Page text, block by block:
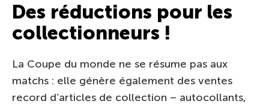
Des réductions pour les
collectionneurs !
La Coupe du monde ne se résume pas aux
matchs : elle génère également des ventes
record d’articles de collection – autocollants,